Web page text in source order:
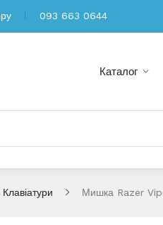
093 663 0644
Каталог
Мишка Razer